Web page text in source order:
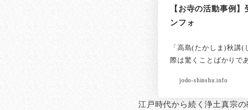
【お寺の活動事例
ンフォ
「高島(たかしま)秋講
際は驚くことばかりで
jodo-shinshu.info
江戸時代から続く浄土真宗の